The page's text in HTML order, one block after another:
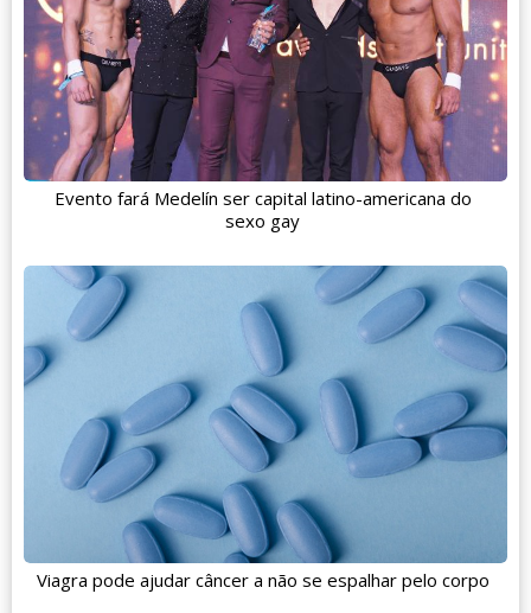
Evento fará Medelín ser capital latino-americana do
sexo gay
Viagra pode ajudar câncer a não se espalhar pelo corpo